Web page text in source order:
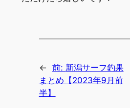
← 前: 新潟サーフ釣果
まとめ【2023年9月前
半】